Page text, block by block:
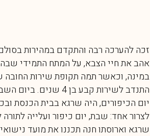
זכה להערכה רבה והתקדם במהירות
אהב את חיי הצבא, על המתח התמידי
התנדב לשירות קבע בן 4
יום הכיפורים, היה שרגא בבית הכנסת
לצרור אחד: שבת, יום כיפור ועלייה לתורה
שרגא וארוסתו חנה תכננו את מועד